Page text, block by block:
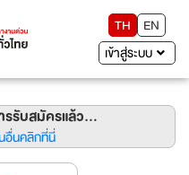
TH
EN
เข้าสู่ระบบ
รรับสมัครแล้ว...
อื่นคลิกที่นี่